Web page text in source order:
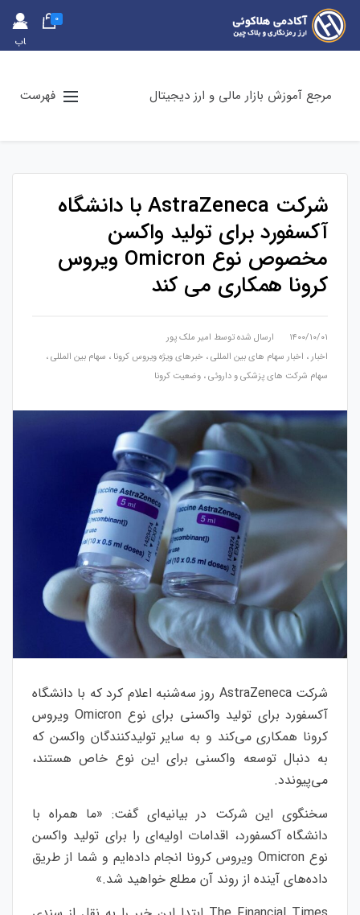
حس
اب
0
مرجع آموزش بازار مالی و ارز دیجیتال فهرست
شرکت AstraZeneca با دانشگاه
آکسفورد برای تولید واکسن
مخصوص نوع Omicron ویروس
کرونا همکاری می کند
۱۴۰۰/۱۰/۰۱ ارسال شده توسط امیر ملک پور
اخبار ، اخبار سهام های بین المللی، خبرهای ویژه ویروس کرونا ، سهام بین المللی،
سهام شرکت های پزشکی و داروئی، وضعیت کرونا
شرکت AstraZeneca روز سه‌شنبه اعلام کرد که با دانشگاه
آکسفورد برای تولید واکسنی برای نوع Omicron ویروس
کرونا همکاری می‌کند و به سایر تولیدکنندگان واکسن که
به دنبال توسعه واکسنی برای این نوع خاص هستند،
می‌پیوندد.
سخنگوی این شرکت در بیانیه‌ای گفت: «ما همراه با
دانشگاه آکسفورد، اقدامات اولیه‌ای را برای تولید واکسن
نوع Omicron ویروس کرونا انجام داده‌ایم و شما از طریق
داده‌های آینده از روند آن مطلع خواهید شد.»